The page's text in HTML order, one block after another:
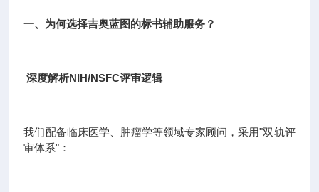
一、为何选择吉奥蓝图的标书辅助服务？
深度解析NIH/NSFC评审逻辑
我们配备临床医学、肿瘤学等领域专家顾问，采用"双轨评
审体系"：